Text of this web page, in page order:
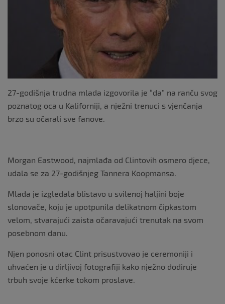
27-godišnja trudna mlada izgovorila je “da” na ranču svog
poznatog oca u Kaliforniji, a nježni trenuci s vjenčanja
brzo su očarali sve fanove.
Morgan Eastwood, najmlađa od Clintovih osmero djece,
udala se za 27-godišnjeg Tannera Koopmansa.
Mlada je izgledala blistavo u svilenoj haljini boje
slonovače, koju je upotpunila delikatnom čipkastom
velom, stvarajući zaista očaravajući trenutak na svom
posebnom danu.
Njen ponosni otac Clint prisustvovao je ceremoniji i
uhvaćen je u dirljivoj fotografiji kako nježno dodiruje
trbuh svoje kćerke tokom proslave.